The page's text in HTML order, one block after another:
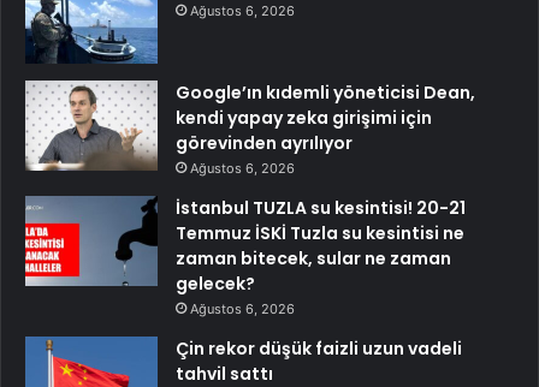
Ağustos 6, 2026
Google’ın kıdemli yöneticisi Dean,
kendi yapay zeka girişimi için
görevinden ayrılıyor
Ağustos 6, 2026
İstanbul TUZLA su kesintisi! 20-21
Temmuz İSKİ Tuzla su kesintisi ne
zaman bitecek, sular ne zaman
gelecek?
Ağustos 6, 2026
Çin rekor düşük faizli uzun vadeli
tahvil sattı